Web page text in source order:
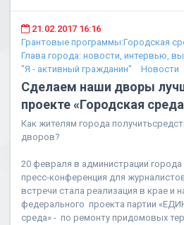
21.02.2017 16:16
Грантовые программы:Городская
Глава города: новости, интервью,
"Я - активный гражданин"
Новости
Сделаем наши дворы
проекте «Городская
Как жителям города
дворов?
20 февраля в администрации
пресс-конференция для
встречи стала реализация в крае и
федерального проекта партии
среда» - по ремонту придомовых